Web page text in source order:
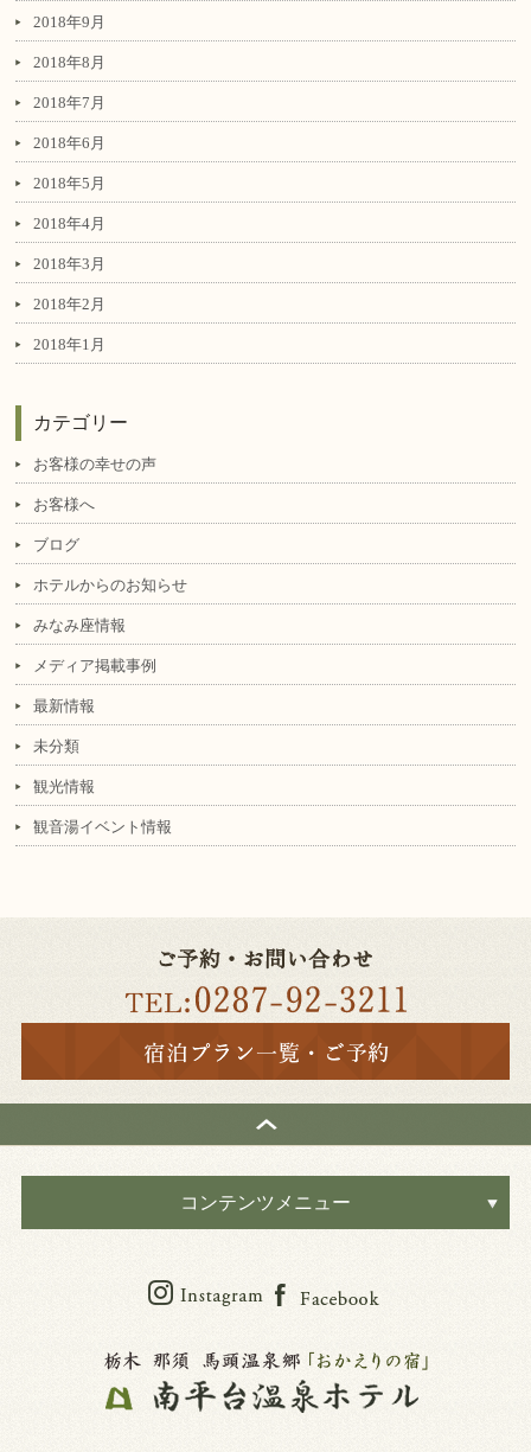
2018年9月
2018年8月
2018年7月
2018年6月
2018年5月
2018年4月
2018年3月
2018年2月
2018年1月
カテゴリー
お客様の幸せの声
お客様へ
ブログ
ホテルからのお知らせ
みなみ座情報
メディア掲載事例
最新情報
未分類
観光情報
観音湯イベント情報
コンテンツメニュー